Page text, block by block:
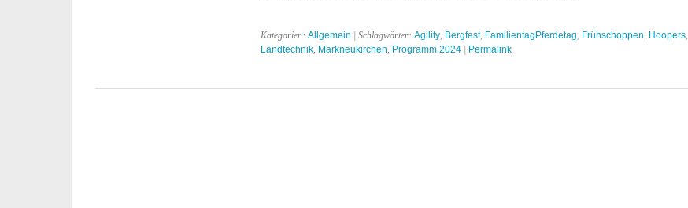
Kategorien: Allgemein | Schlagwörter: Agility, Bergfest, FamilientagPferdetag, Frühschoppen, Hoopers,
Landtechnik, Markneukirchen, Programm 2024| Permalink